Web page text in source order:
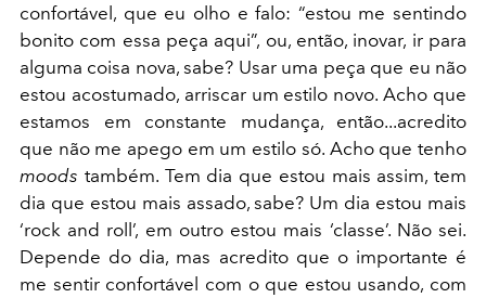
confortável, que eu olho e falo: “estou me sentindo
bonito com essa peça aqui”, ou, então, inovar, ir para
alguma coisa nova, sabe? Usar uma peça que eu não
estou acostumado, arriscar um estilo novo. Acho que
estamos em constante mudança, então...acredito
que não me apego em um estilo só. Acho que tenho
moods também. Tem dia que estou mais assim, tem
dia que estou mais assado, sabe? Um dia estou mais
‘rock and roll’, em outro estou mais ‘classe’. Não sei.
Depende do dia, mas acredito que o importante é
me sentir confortável com o que estou usando, com